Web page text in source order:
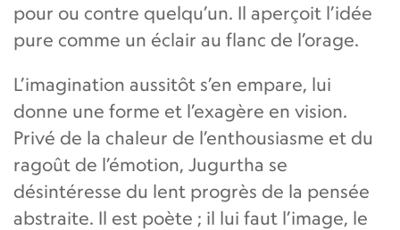
pour ou contre quelqu’un. Il aperçoit l’idée
pure comme un éclair au flanc de l’orage.
L’imagination aussitôt s’en empare, lui
donne une forme et l’exagère en vision.
Privé de la chaleur de l’enthousiasme et du
ragoût de l’émotion, Jugurtha se
désintéresse du lent progrès de la pensée
abstraite. Il est poète ; il lui faut l’image, le